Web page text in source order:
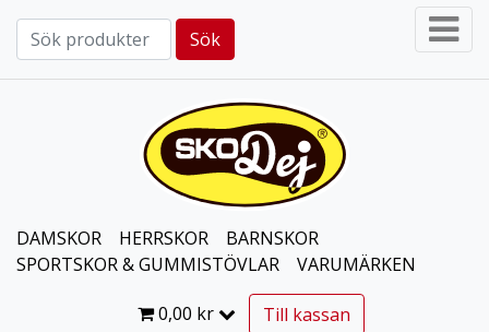
Sök efter: Sök
DAMSKOR HERRSKOR
BARNSKOR
SPORTSKOR & GUMMISTÖVLAR
VARUMÄRKEN
0,00 kr Till kassan